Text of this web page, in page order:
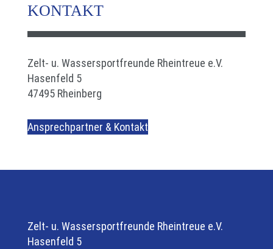
KONTAKT
Zelt- u. Wassersportfreunde Rheintreue e.V.
Hasenfeld 5
47495 Rheinberg
Ansprechpartner & Kontakt
Zelt- u. Wassersportfreunde Rheintreue e.V.
Hasenfeld 5